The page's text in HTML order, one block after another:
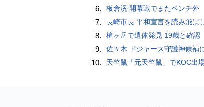
6. 板倉滉 開幕戦でまたベンチ外
7. 長崎市長 平和宣言を読み飛ば
8. 槍ヶ岳で遺体発見 19歳と確認
9. 佐々木 ドジャース守護神候補
10. 天竺鼠「元天竺鼠」でKOC出